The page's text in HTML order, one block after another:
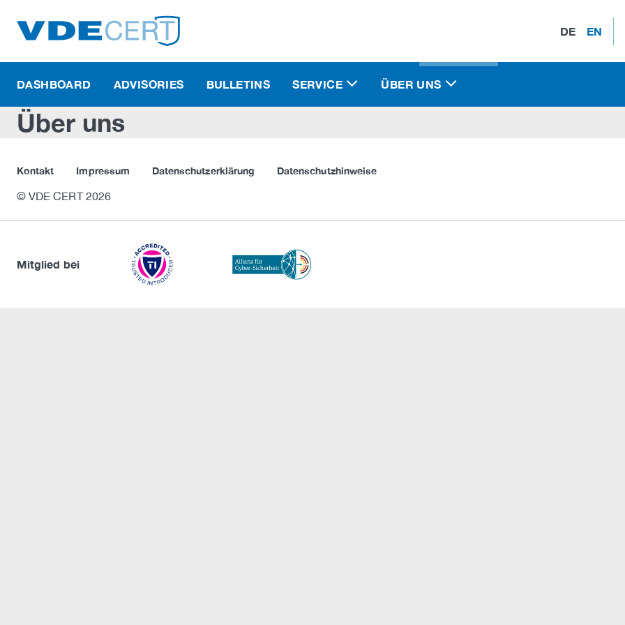
DE EN
DASHBOARD ADVISORIES BULLETINS SERVICE ÜBER UNS
Über uns
Kontakt Impressum Datenschutzerklärung Datenschutzhinweise
© VDE CERT 2026
Mitglied bei